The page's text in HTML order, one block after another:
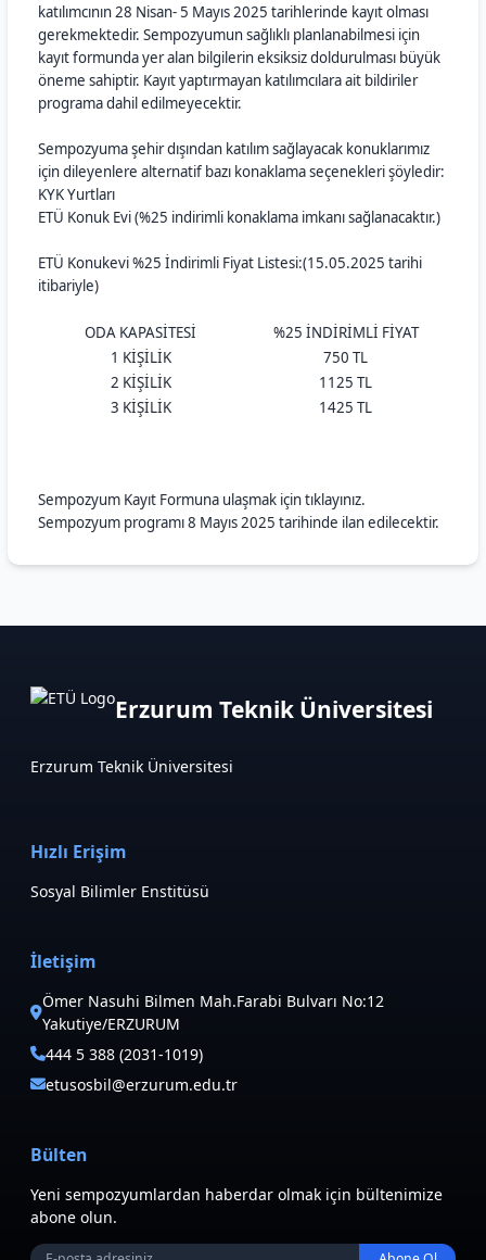
katılımcının 28 Nisan- 5 Mayıs 2025 tarihlerinde kayıt olması
gerekmektedir. Sempozyumun sağlıklı planlanabilmesi için
kayıt formunda yer alan bilgilerin eksiksiz doldurulması büyük
öneme sahiptir. Kayıt yaptırmayan katılımcılara ait bildiriler
programa dahil edilmeyecektir.
Sempozyuma şehir dışından katılım sağlayacak konuklarımız
için dileyenlere alternatif bazı konaklama seçenekleri şöyledir:
KYK Yurtları
ETÜ Konuk Evi (%25 indirimli konaklama imkanı sağlanacaktır.)
ETÜ Konukevi %25 İndirimli Fiyat Listesi:(15.05.2025 tarihi
itibariyle)
ODA KAPASİTESİ
%25 İNDİRİMLİ FİYAT
1 KİŞİLİK
750 TL
2 KİŞİLİK
1125 TL
3 KİŞİLİK
1425 TL
Sempozyum Kayıt Formuna ulaşmak için tıklayınız.
Sempozyum programı 8 Mayıs 2025 tarihinde ilan edilecektir.
Erzurum Teknik Üniversitesi
Erzurum Teknik Üniversitesi
Hızlı Erişim
Sosyal Bilimler Enstitüsü
İletişim
Ömer Nasuhi Bilmen Mah.Farabi Bulvarı No:12
Yakutiye/ERZURUM
444 5 388 (2031-1019)
etusosbil@erzurum.edu.tr
Bülten
Yeni sempozyumlardan haberdar olmak için bültenimize
abone olun.